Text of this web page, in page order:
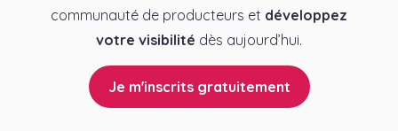
communauté de producteurs et développez
votre visibilité dès aujourd’hui.
Je m'inscrits gratuitement